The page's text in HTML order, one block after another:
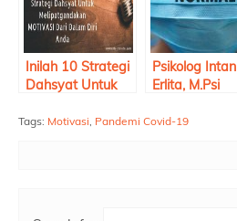
Inilah 10 Strategi
Dahsyat Untuk
MOTIVASI Diri
Psikolog Intan
Erlita, M.Psi
Hadapi New
Tags: Motivasi, Pandemi Covid-19